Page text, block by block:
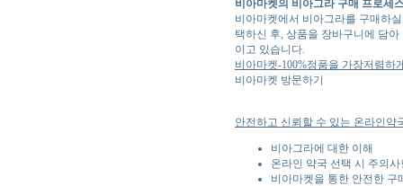
비아마켓의 비아그라 구매 프로세
비아마켓에서 비아그라를 구매하
택하신 후, 상품을 장바구니에 담
이고 있습니다.
비아마켓-100%정품을 가장저렴하
비아마켓 방문하기
안전하고 신뢰할 수 있는 온라인약
비아그라에 대한 이해
온라인 약국 선택 시 주의사
비아마켓을 통한 안전한 구